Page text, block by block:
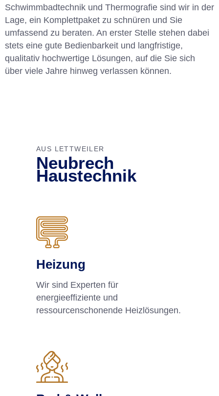
Schwimmbadtechnik und Thermografie sind wir in der
Lage, ein Komplettpaket zu schnüren und Sie
umfassend zu beraten. An erster Stelle stehen dabei
stets eine gute Bedienbarkeit und langfristige,
qualitativ hochwertige Lösungen, auf die Sie sich
über viele Jahre hinweg verlassen können.
AUS LETTWEILER
Neubrech
Haustechnik
Heizung
Wir sind Experten für
energieeffiziente und
ressourcenschonende Heizlösungen.